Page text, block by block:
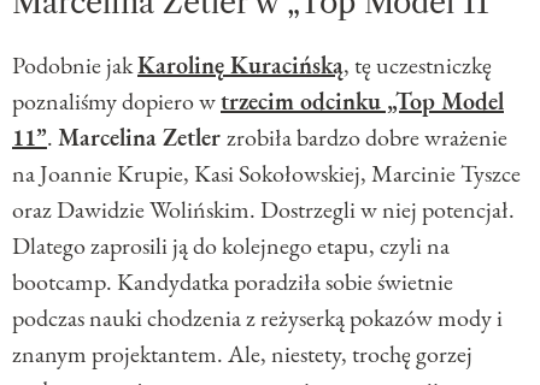
Podobnie jakKarolinę Kuracińską, tę uczestniczkę
poznaliśmy dopiero wtrzecim odcinku „Top Model
11”.Marcelina Zetlerzrobiła bardzo dobre wrażenie
na Joannie Krupie, Kasi Sokołowskiej, Marcinie Tyszce
oraz Dawidzie Wolińskim. Dostrzegli w niej potencjał.
Dlatego zaprosili ją do kolejnego etapu, czyli na
bootcamp. Kandydatka poradziła sobie świetnie
podczas nauki chodzenia z reżyserką pokazów mody i
znanym projektantem. Ale, niestety, trochę gorzej